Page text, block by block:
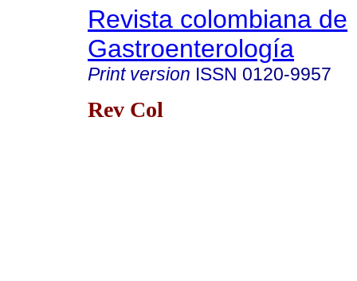
Revista colombiana de
Gastroenterología
Print version ISSN 0120-9957
Rev Col